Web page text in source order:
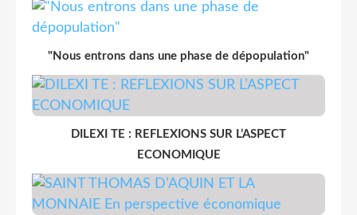
"Nous entrons dans une phase de dépopulation"
DILEXI TE : REFLEXIONS SUR L’ASPECT
ECONOMIQUE